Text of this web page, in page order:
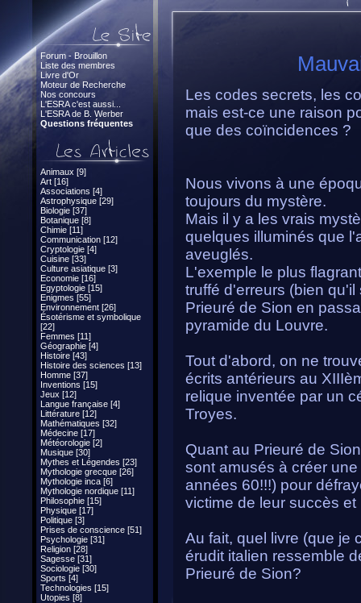
Forum - Brouillon
Liste des membres
Livre d'Or
Moteur de Recherche
Nos concours
L'ESRA c'est aussi...
L'ESRA de B. Werber
Questions fréquentes
Animaux [9]
Art [16]
Associations [4]
Astrophysique [29]
Biologie [37]
Botanique [8]
Chimie [11]
Communication [12]
Cryptologie [4]
Cuisine [33]
Culture asiatique [3]
Economie [16]
Egyptologie [15]
Enigmes [55]
Environnement [26]
Ésotérisme et symbolique
[22]
Femmes [11]
Géographie [4]
Histoire [43]
Histoire des sciences [13]
Homme [37]
Inventions [15]
Jeux [12]
Langue française [4]
Littérature [12]
Mathématiques [32]
Médecine [17]
Météorologie [2]
Musique [30]
Mythes et Légendes [23]
Mythologie grecque [26]
Mythologie inca [6]
Mythologie nordique [11]
Philosophie [15]
Physique [17]
Politique [3]
Prises de conscience [51]
Psychologie [31]
Religion [28]
Sagesse [31]
Sociologie [30]
Sports [4]
Technologies [15]
Utopies [8]
Les codes secrets, les
mais est-ce une raison
que des coïncidences ?
Nous vivons à une
toujours du mystère.
Mais il y a les vrais
quelques illuminés que
aveuglés.
L'exemple le plus
truffé d'erreurs (bien
Prieuré de Sion en
pyramide du Louvre.
Tout d'abord, on ne
écrits antérieurs au
relique inventée par un
Troyes.
Quant au Prieuré de
sont amusés à créer
années 60!!!) pour
victime de leur succès
Au fait, quel livre (que je
érudit italien ressemble
Prieuré de Sion?